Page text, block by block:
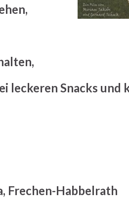
leckeren Snacks und
Frechen-Habbelrath